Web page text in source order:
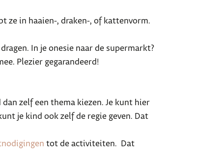
ze in haaien-, draken-, of kattenvorm.
In je onesie naar de supermarkt?
Plezier gegarandeerd!
zelf een thema kiezen. Je kunt hier
je kind ook zelf de regie geven. Dat
tot de activiteiten. Dat